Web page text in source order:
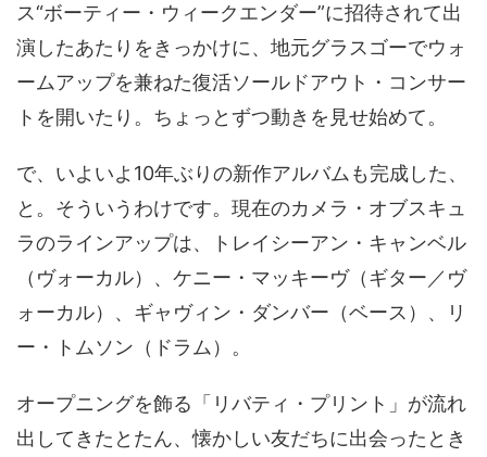
ス“ボーティー・ウィークエンダー”に招待されて出
演したあたりをきっかけに、地元グラスゴーでウォ
ームアップを兼ねた復活ソールドアウト・コンサー
トを開いたり。ちょっとずつ動きを見せ始めて。
で、いよいよ10年ぶりの新作アルバムも完成した、
と。そういうわけです。現在のカメラ・オブスキュ
ラのラインアップは、トレイシーアン・キャンベル
（ヴォーカル）、ケニー・マッキーヴ（ギター／ヴ
ォーカル）、ギャヴィン・ダンバー（ベース）、リ
ー・トムソン（ドラム）。
オープニングを飾る「リバティ・プリント」が流れ
出してきたとたん、懐かしい友だちに出会ったとき